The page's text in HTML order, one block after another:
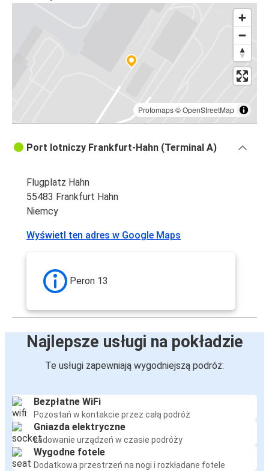
Kassel
Frankfurt Hahn
Frankfurt Hahn
Frankfurt Hahn
Frankfurt Hahn
Frankfurt Hahn
Port lotniczy Berlin
Katowice
Frankfurt Hahn
Siedlce
Protomaps©OpenStreetMap
Port lotniczy Frankfurt-Hahn (Terminal A)
Flugplatz Hahn
55483 Frankfurt Hahn
Niemcy
Wyświetl ten adres w Google Maps
Peron 13
Najlepsze usługi na pokładzie
Te usługi zapewniają wygodniejszą podróż:
Bezpłatne WiFi
Pozostań w kontakcie przez całą podróż
Gniazda elektryczne
Ładowanie urządzeń w czasie podróży
Wygodne fotele
Dodatkowa przestrzeń na nogi i rozkładane fotele